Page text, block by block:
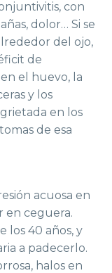
con
dolor… Si se
del ojo,
de
el huevo, la
y los
en los
de esa
acuosa en
en ceguera.
los 40 años, y
a padecerlo.
halos en